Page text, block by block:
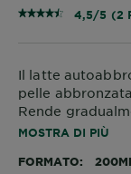
4,5/5 (2
Il latte
pelle
Rende
applicato
abbronzatura
MOSTRA DI PIÙ
FORMATO